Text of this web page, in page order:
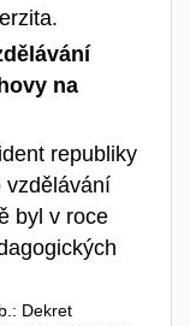
na
republiky
vzdělávání
byl v roce
Dekret